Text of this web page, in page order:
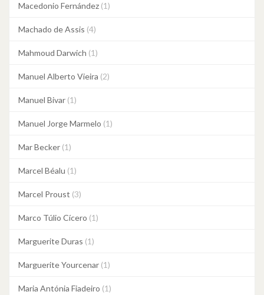
Macedonio Fernández (1)
Machado de Assis (4)
Mahmoud Darwich (1)
Manuel Alberto Vieira (2)
Manuel Bivar (1)
Manuel Jorge Marmelo (1)
Mar Becker (1)
Marcel Béalu (1)
Marcel Proust (3)
Marco Túlio Cícero (1)
Marguerite Duras (1)
Marguerite Yourcenar (1)
Maria Antónia Fiadeiro (1)